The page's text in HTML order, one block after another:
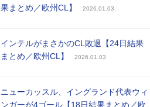
果まとめ／欧州CL】
2026.01.03
インテルがまさかのCL敗退【24日結果
まとめ／欧州CL】
2026.01.03
ニューカッスル、イングランド代表ウィ
ンガーが4ゴール【18日結果まとめ／欧